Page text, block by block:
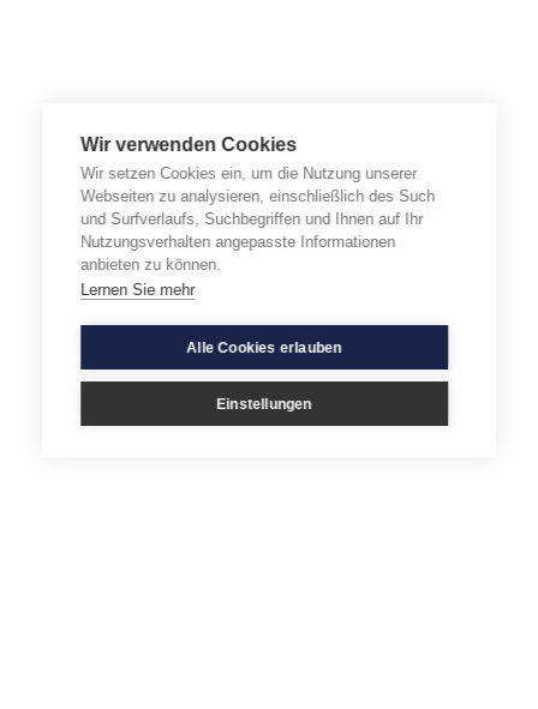
Wir verwenden Cookies
Wir setzen Cookies ein, um die Nutzung unserer
Webseiten zu analysieren, einschließlich des Such
und Surfverlaufs, Suchbegriffen und Ihnen auf Ihr
Nutzungsverhalten angepasste Informationen
anbieten zu können.
Lernen Sie mehr
Alle Cookies erlauben
Einstellungen